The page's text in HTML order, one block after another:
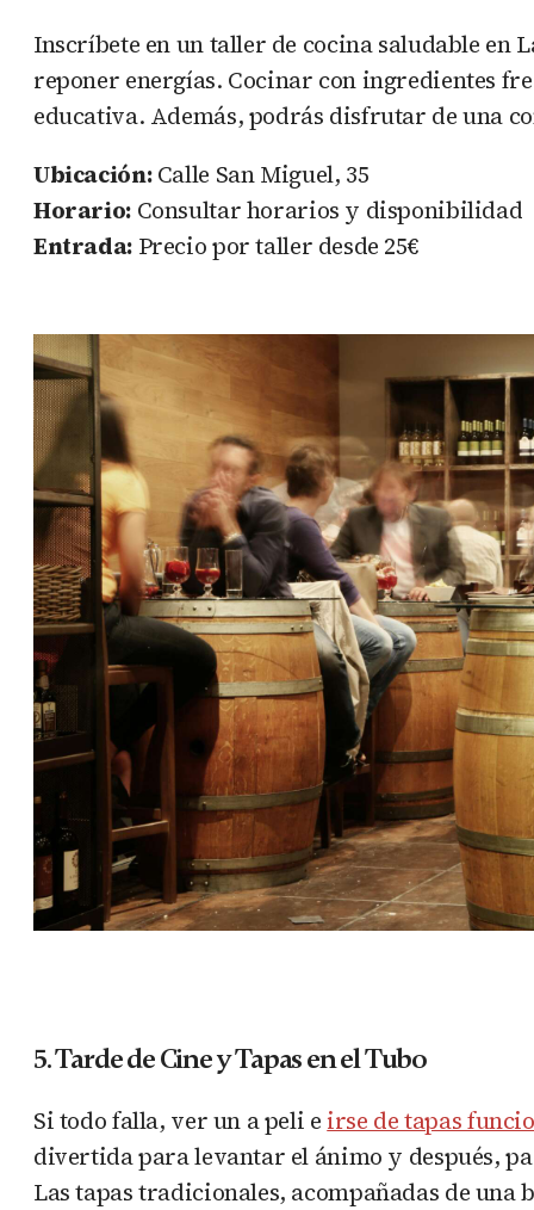
Inscríbete en un taller de cocina saludable
reponer energías. Cocinar con ingredientes
educativa. Además, podrás disfrutar de una
Ubicación:Calle San Miguel, 35
Horario:Consultar horarios y disponibilidad
Entrada:Precio por taller desde 25€
5. Tarde de Cine y Tapas en el Tubo
Si todo falla, ver un a peli eirse de tapas
divertida para levantar el ánimo y después,
Las tapas tradicionales, acompañadas de